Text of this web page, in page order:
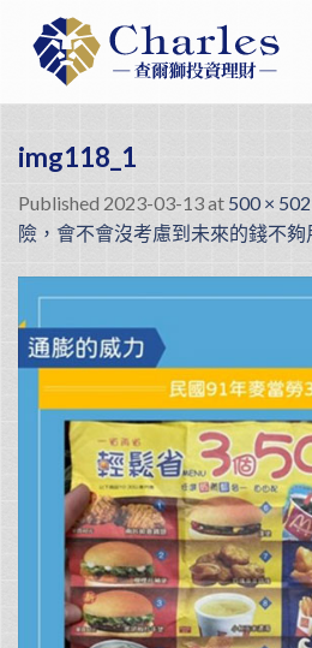
content
img118_1
Published 2023-03-13at 500 × 502
險，會不會沒考慮到未來的錢不夠